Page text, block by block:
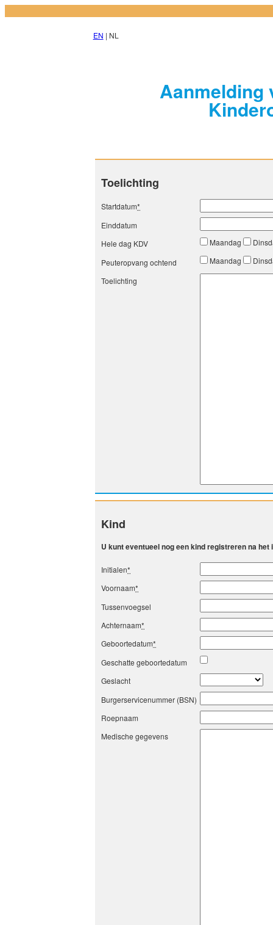
EN | NL
Aanmelding
Toelichting
Startdatum*
Einddatum
Hele dag KDV
Maandag
Peuteropvang ochtend
Maandag
Toelichting
Kind
U kunt eventueel nog een kind registreren na
Initialen*
Voornaam*
Tussenvoegsel
Achternaam*
Geboortedatum*
Geschatte geboortedatum
Geslacht
Burgerservicenummer (BSN)
Roepnaam
Medische gegevens